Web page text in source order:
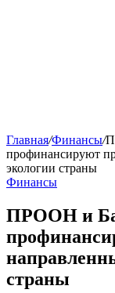
Главная/Финансы/
профинансируют
экологии страны
Финансы
ПРООН и
страны